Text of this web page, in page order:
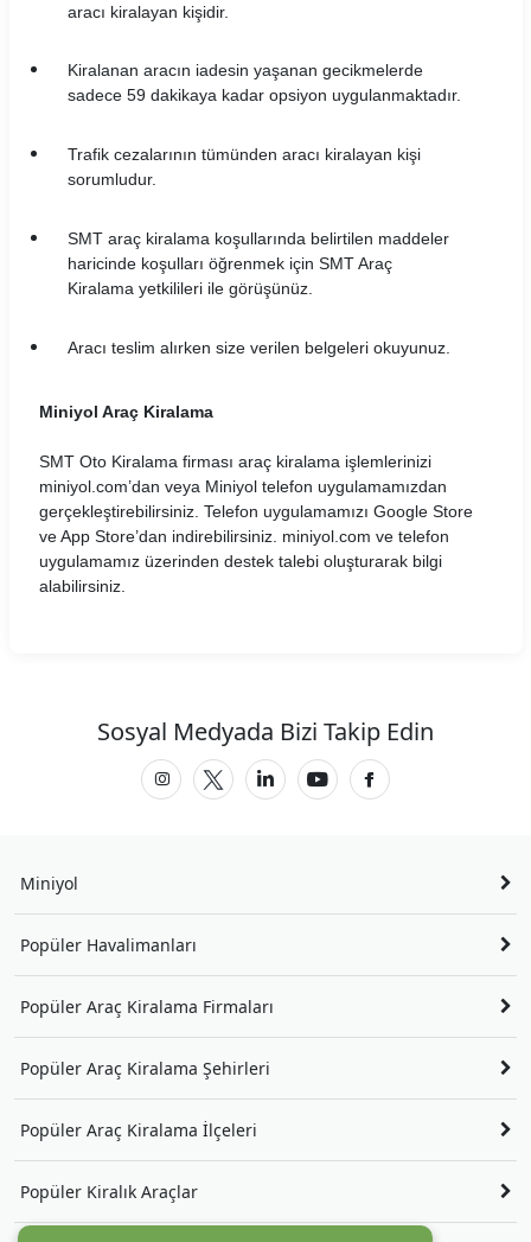
aracı kiralayan kişidir.
Kiralanan aracın iadesin yaşanan gecikmelerde
sadece 59 dakikaya kadar opsiyon uygulanmaktadır.
Trafik cezalarının tümünden aracı kiralayan kişi
sorumludur.
SMT araç kiralama koşullarında belirtilen maddeler
haricinde koşulları öğrenmek için SMT Araç
Kiralama yetkilileri ile görüşünüz.
Aracı teslim alırken size verilen belgeleri okuyunuz.
Miniyol Araç Kiralama
SMT Oto Kiralama firması araç kiralama işlemlerinizi
miniyol.com’dan veya Miniyol telefon uygulamamızdan
gerçekleştirebilirsiniz. Telefon uygulamamızı Google Store
ve App Store’dan indirebilirsiniz. miniyol.com ve telefon
uygulamamız üzerinden destek talebi oluşturarak bilgi
alabilirsiniz.
Sosyal Medyada Bizi Takip Edin
Miniyol
Popüler Havalimanları
Popüler Araç Kiralama Firmaları
Popüler Araç Kiralama Şehirleri
Popüler Araç Kiralama İlçeleri
Popüler Kiralık Araçlar